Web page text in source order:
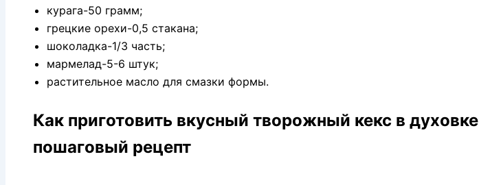
курага-50 грамм;
грецкие орехи-0,5 стакана;
шоколадка-1/3 часть;
мармелад-5-6 штук;
растительное масло для смазки формы.
Как приготовить вкусный творожный кекс в духовке
пошаговый рецепт